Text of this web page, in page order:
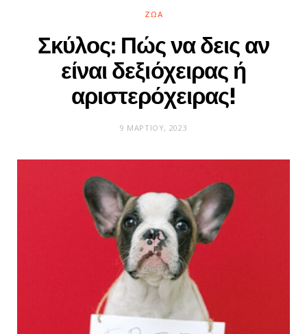
ΖΏΑ
Σκύλος: Πώς να δεις αν
είναι δεξιόχειρας ή
αριστερόχειρας!
9 ΜΑΡΤΊΟΥ, 2023